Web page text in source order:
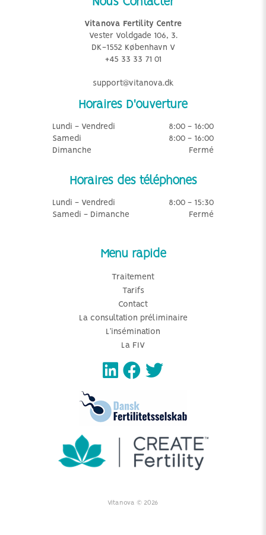
Vitanova Fertility Centre
Vester Voldgade 106, 3.
DK-1552 København V
+45 33 33 71 01
support@vitanova.dk
Horaires D'ouverture
Lundi - Vendredi
8:00 - 16:00
Samedi
8:00 - 16:00
Dimanche
Fermé
Horaires des téléphones
Lundi - Vendredi
8:00 - 15:30
Samedi - Dimanche
Fermé
Menu rapide
Traitement
Tarifs
Contact
La consultation préliminaire
L’insémination
La FIV
Vitanova © 2026